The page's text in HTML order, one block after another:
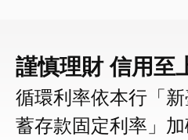
謹慎理財 信用至
循環利率依本行「
蓄存款固定利率」加